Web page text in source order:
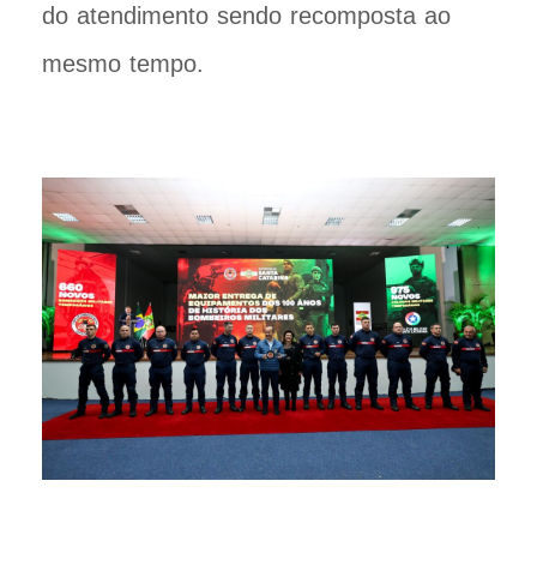
do atendimento sendo recomposta ao
mesmo tempo.